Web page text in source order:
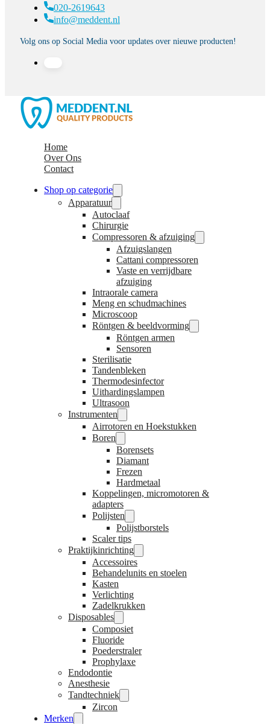
020-2619643
info@meddent.nl
Volg ons op Social Media voor updates over nieuwe producten!
Home
Over Ons
Contact
Shop op categorie
Apparatuur
Autoclaaf
Chirurgie
Compressoren & afzuiging
Afzuigslangen
Cattani compressoren
Vaste en verrijdbare
afzuiging
Intraorale camera
Meng en schudmachines
Microscoop
Röntgen & beeldvorming
Röntgen armen
Sensoren
Sterilisatie
Tandenbleken
Thermodesinfector
Uithardingslampen
Ultrasoon
Instrumenten
Airrotoren en Hoekstukken
Boren
Borensets
Diamant
Frezen
Hardmetaal
Koppelingen, micromotoren &
adapters
Polijsten
Polijstborstels
Scaler tips
Praktijkinrichting
Accessoires
Behandelunits en stoelen
Kasten
Verlichting
Zadelkrukken
Disposables
Composiet
Fluoride
Poederstraler
Prophylaxe
Endodontie
Anesthesie
Tandtechniek
Zircon
Merken